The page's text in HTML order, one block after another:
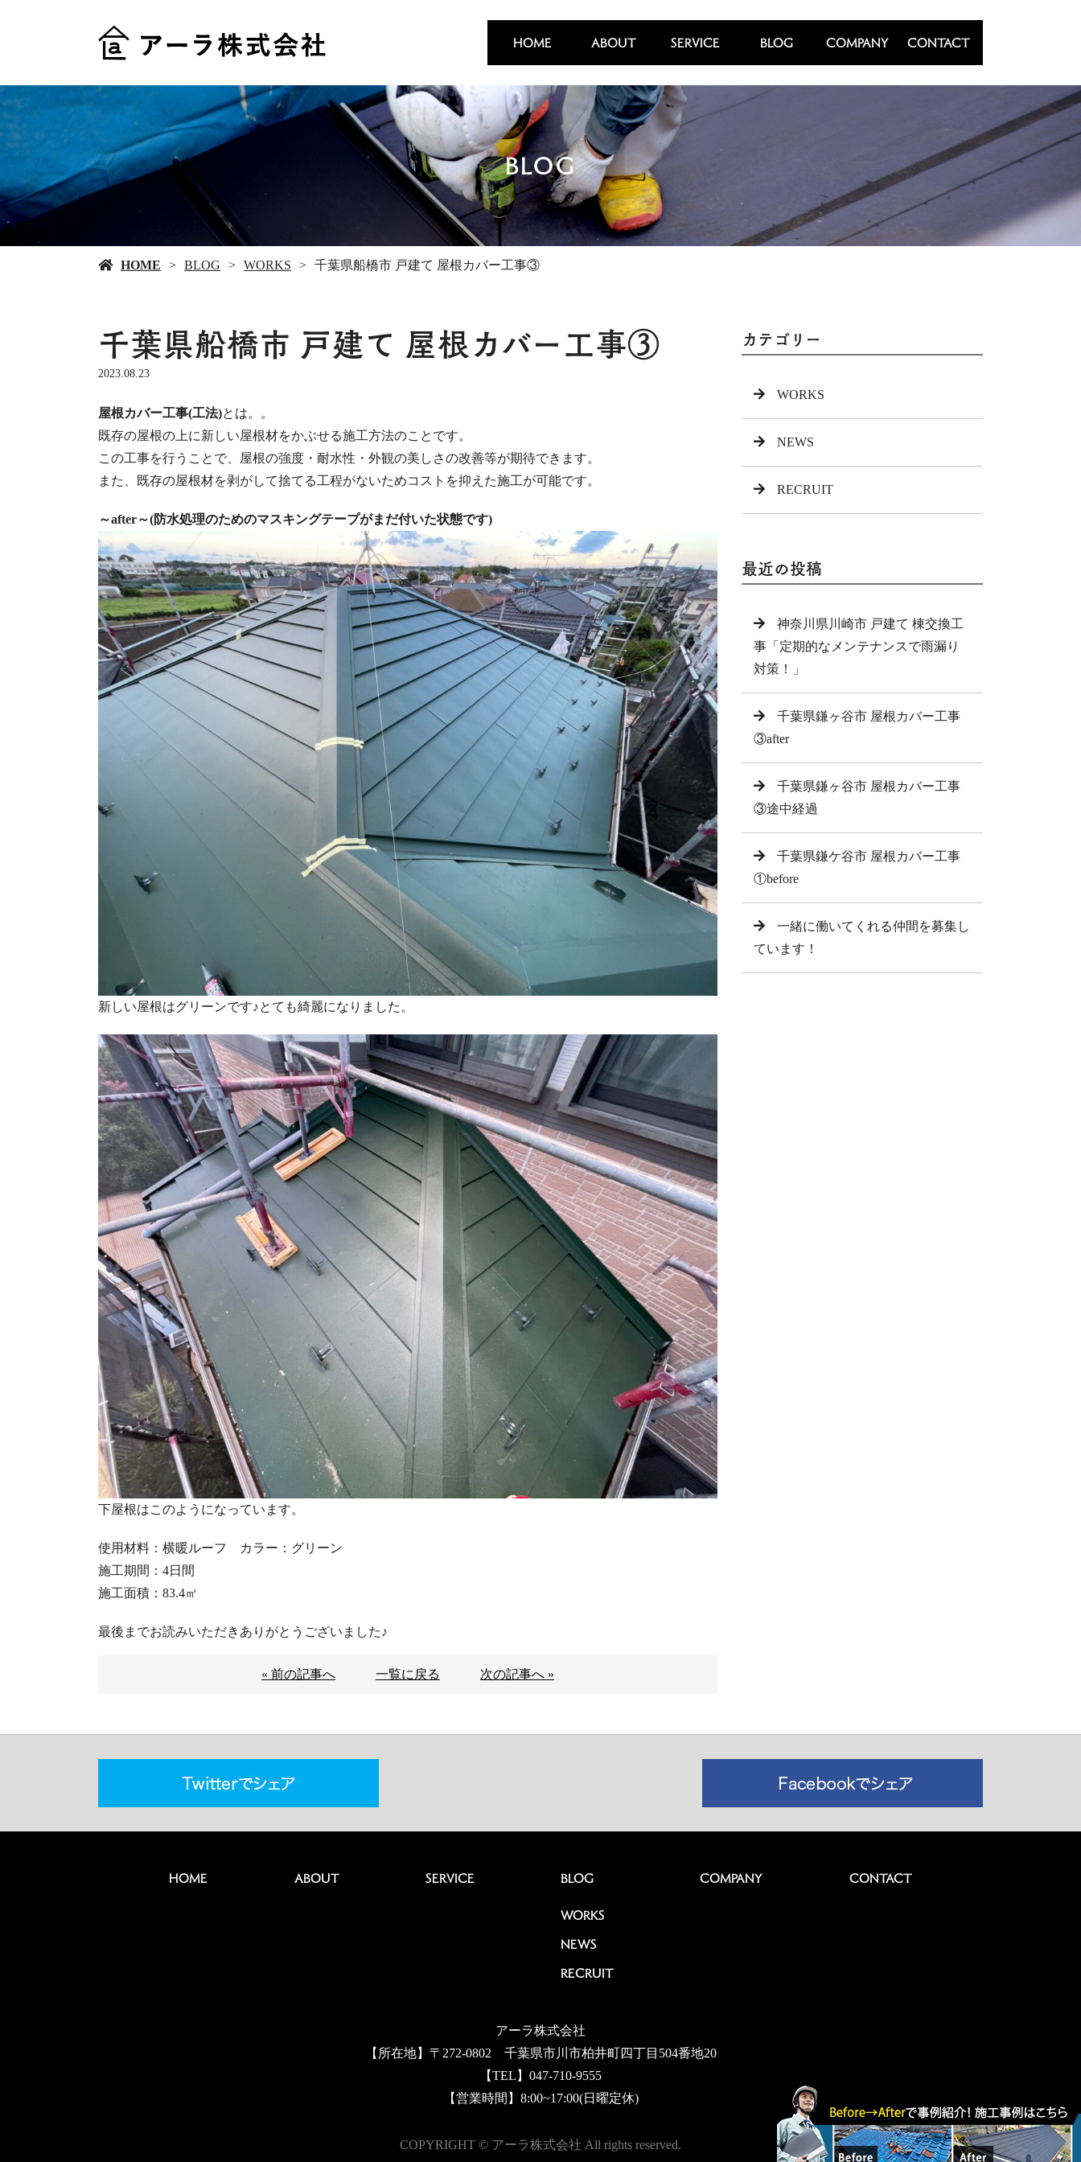
HOME ABOUT SERVICE BLOG COMPANY CONTACT
BLOG
HOME BLOG WORKS 千葉県船橋市 戸建て 屋根カバー工事③
千葉県船橋市 戸建て 屋根カバー工事③
2023.08.23
屋根カバー工事(工法)とは。。
既存の屋根の上に新しい屋根材をかぶせる施工方法のことです。
この工事を行うことで、屋根の強度・耐水性・外観の美しさの改善等が期待できます。
また、既存の屋根材を剥がして捨てる工程がないためコストを抑えた施工が可能です。
～after～(防水処理のためのマスキングテープがまだ付いた状態です)
新しい屋根はグリーンです♪とても綺麗になりました。
下屋根はこのようになっています。
使用材料：横暖ルーフ カラー：グリーン
施工期間：4日間
施工面積：83.4㎡
最後までお読みいただきありがとうございました♪
« 前の記事へ 一覧に戻る 次の記事へ »
カテゴリー
WORKS
NEWS
RECRUIT
最近の投稿
神奈川県川崎市 戸建て 棟交換工
事「定期的なメンテナンスで雨漏り
対策！」
千葉県鎌ヶ谷市 屋根カバー工事
③after
千葉県鎌ヶ谷市 屋根カバー工事
③途中経過
千葉県鎌ケ谷市 屋根カバー工事
①before
一緒に働いてくれる仲間を募集し
ています！
HOME ABOUT SERVICE BLOG
WORKS
NEWS
RECRUIT
COMPANY CONTACT
アーラ株式会社
【所在地】〒272-0802 千葉県市川市柏井町四丁目504番地20
【TEL】047-710-9555
【営業時間】8:00~17:00(日曜定休)
COPYRIGHT © アーラ株式会社 All rights reserved.